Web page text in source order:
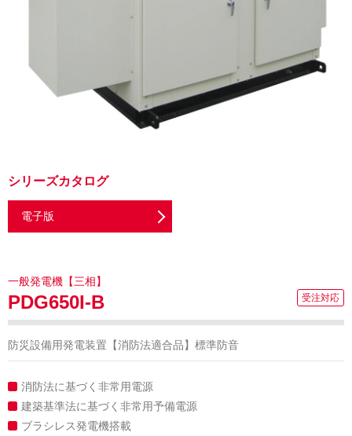
シリーズカタログ
電子版
一般発電機【三相】
PDG650I-B
防災設備用発電装置【消防法適合品】標準防音
消防法に基づく非常用電源
建築基準法に基づく非常用予備電源
ブラシレス発電機搭載